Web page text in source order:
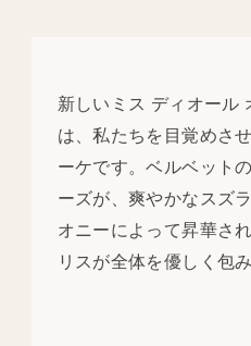
新しいミス ディオール
は、私たちを目覚めさ
ーケです。ベルベット
ーズが、爽やかなスズ
オニーによって昇華さ
リスが全体を優しく包